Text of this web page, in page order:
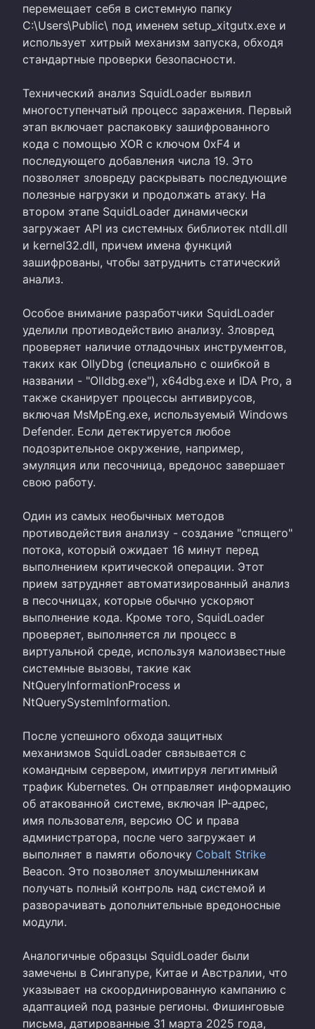
перемещает себя в системную папку
C:\Users\Public\ под именем setup_xitgutx.exe и
использует хитрый механизм запуска, обходя
стандартные проверки безопасности.
Технический анализ SquidLoader выявил
многоступенчатый процесс заражения. Первый
этап включает распаковку зашифрованного
кода с помощью XOR с ключом 0xF4 и
последующего добавления числа 19. Это
позволяет зловреду раскрывать последующие
полезные нагрузки и продолжать атаку. На
втором этапе SquidLoader динамически
загружает API из системных библиотек ntdll.dll
и kernel32.dll, причем имена функций
зашифрованы, чтобы затруднить статический
анализ.
Особое внимание разработчики SquidLoader
уделили противодействию анализу. Зловред
проверяет наличие отладочных инструментов,
таких как OllyDbg (специально с ошибкой в
названии - "Olldbg.exe"), x64dbg.exe и IDA Pro, а
также сканирует процессы антивирусов,
включая MsMpEng.exe, используемый Windows
Defender. Если детектируется любое
подозрительное окружение, например,
эмуляция или песочница, вредонос завершает
свою работу.
Один из самых необычных методов
противодействия анализу - создание "спящего"
потока, который ожидает 16 минут перед
выполнением критической операции. Этот
прием затрудняет автоматизированный анализ
в песочницах, которые обычно ускоряют
выполнение кода. Кроме того, SquidLoader
проверяет, выполняется ли процесс в
виртуальной среде, используя малоизвестные
системные вызовы, такие как
NtQueryInformationProcess и
NtQuerySystemInformation.
После успешного обхода защитных
механизмов SquidLoader связывается с
командным сервером, имитируя легитимный
трафик Kubernetes. Он отправляет информацию
об атакованной системе, включая IP-адрес,
имя пользователя, версию ОС и права
администратора, после чего загружает и
выполняет в памяти оболочку Cobalt Strike
Beacon. Это позволяет злоумышленникам
получать полный контроль над системой и
разворачивать дополнительные вредоносные
модули.
Аналогичные образцы SquidLoader были
замечены в Сингапуре, Китае и Австралии, что
указывает на скоординированную кампанию с
адаптацией под разные регионы. Фишинговые
письма, датированные 31 марта 2025 года,